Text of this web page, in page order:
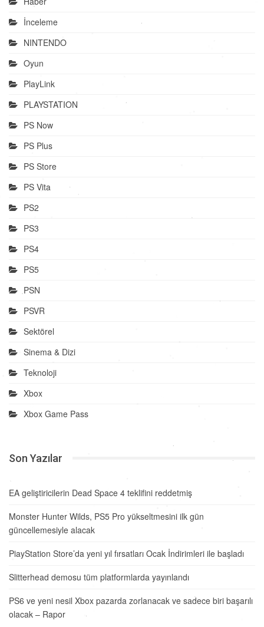
İnceleme
NINTENDO
Oyun
PlayLink
PLAYSTATION
PS Now
PS Plus
PS Store
PS Vita
PS2
PS3
PS4
PS5
PSN
PSVR
Sektörel
Sinema & Dizi
Teknoloji
Xbox
Xbox Game Pass
Son Yazılar
EA geliştiricilerin Dead Space 4 teklifini reddetmiş
Monster Hunter Wilds, PS5 Pro yükseltmesini ilk gün
güncellemesiyle alacak
PlayStation Store’da yeni yıl fırsatları Ocak İndirimleri ile başladı
Slitterhead demosu tüm platformlarda yayınlandı
PS6 ve yeni nesil Xbox pazarda zorlanacak ve sadece biri başarılı
olacak – Rapor